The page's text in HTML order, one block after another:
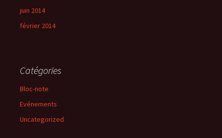
juin 2014
février 2014
Catégories
Bloc-note
Evénements
Uncategorized